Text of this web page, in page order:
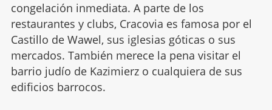
congelación inmediata. A parte de los
restaurantes y clubs, Cracovia es famosa por el
Castillo de Wawel, sus iglesias góticas o sus
mercados. También merece la pena visitar el
barrio judío de Kazimierz o cualquiera de sus
edificios barrocos.